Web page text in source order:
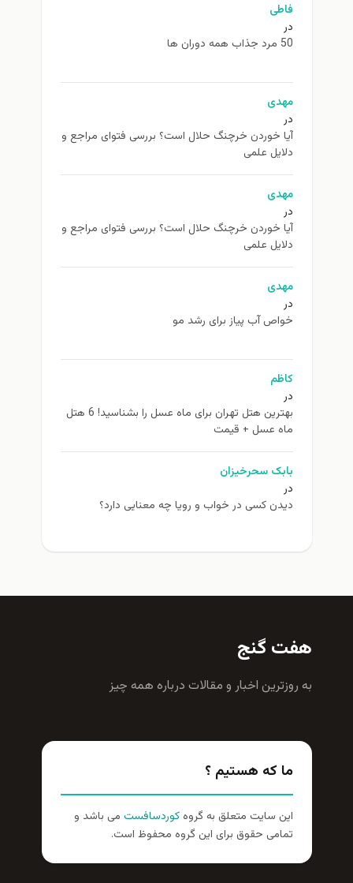
فاطی
در
50 مرد جذاب همه دوران ها
مهدی
در
آیا خوردن خرچنگ حلال است؟ بررسی فتوای مراجع و
دلایل علمی
مهدی
در
آیا خوردن خرچنگ حلال است؟ بررسی فتوای مراجع و
دلایل علمی
مهدی
در
خواص آب پیاز برای رشد مو
کاظم
در
بهترین هتل تهران برای ماه عسل را بشناسید! 6 هتل
ماه عسل + قیمت
بابک سحرخیزان
در
دیدن کسی در خواب و رویا چه معنایی دارد؟
هفت گنج
به روزترين اخبار و مقالات درباره همه چيز
ما که هستیم ؟
این سایت متعلق به گروهکوردسافست می باشد و
تمامی حقوق برای این گروه محفوظ است.